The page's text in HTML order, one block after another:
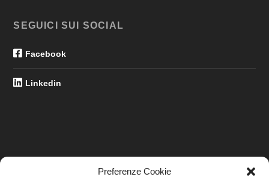
Preferenze Cookie
SEGUICI SUI SOCIAL
Facebook
Linkedin